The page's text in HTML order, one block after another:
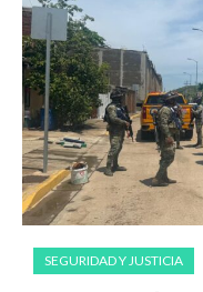
SEGURIDAD Y JUSTICIA